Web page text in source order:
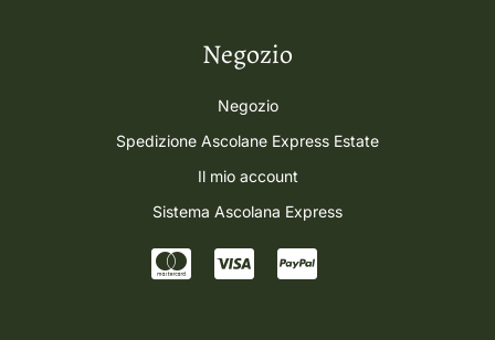
Negozio
Negozio
Spedizione Ascolane Express Estate
Il mio account
Sistema Ascolana Express